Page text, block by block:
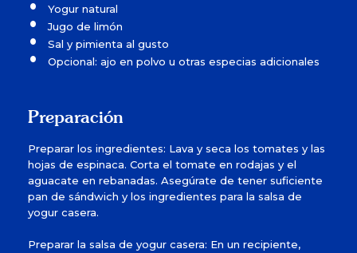
Yogur natural
Jugo de limón
Sal y pimienta al gusto
Opcional: ajo en polvo u otras especias adicionales
Preparación
Preparar los ingredientes: Lava y seca los tomates y las
hojas de espinaca. Corta el tomate en rodajas y el
aguacate en rebanadas. Asegúrate de tener suficiente
pan de sándwich y los ingredientes para la salsa de
yogur casera.
Preparar la salsa de yogur casera: En un recipiente,